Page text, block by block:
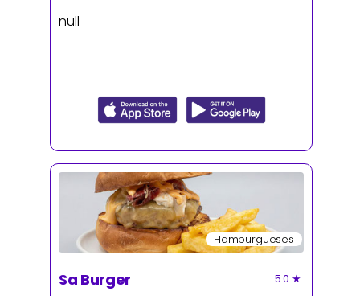
null
Hamburgueses
Sa Burger 5.0 ★